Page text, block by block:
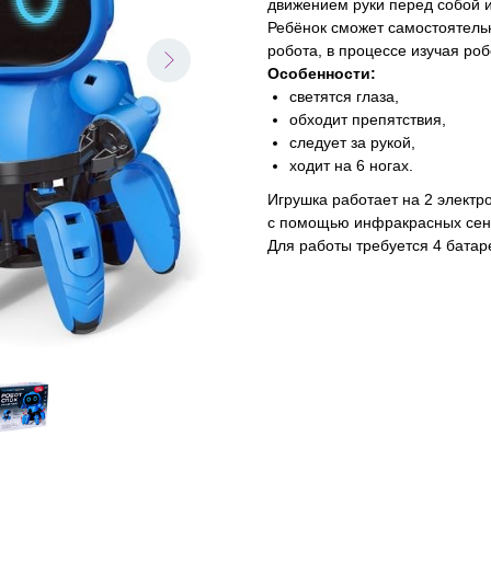
движением руки перед собой
Ребёнок сможет
робота, в процессе изучая
Особенности:
светятся глаза,
обходит препятствия,
следует за рукой,
ходит на 6 ногах.
Игрушка работает на 2
с помощью инфракрасных
Для работы требуется 4